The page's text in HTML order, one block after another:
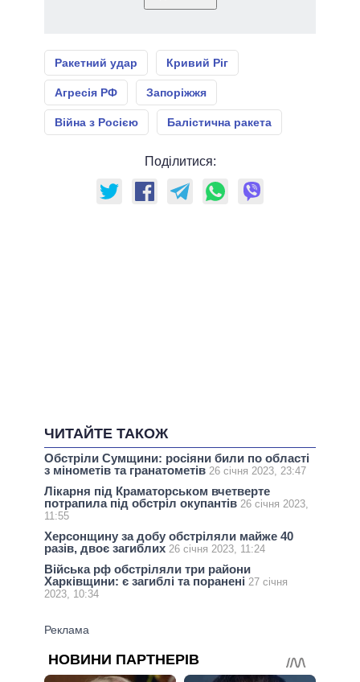
Ракетний удар Кривий Ріг
Агресія РФ Запоріжжя
Війна з Росією Балістична ракета
Поділитися:
ЧИТАЙТЕ ТАКОЖ
Обстріли Сумщини: росіяни били по області
з мінометів та гранатометів 26 січня 2023, 23:47
Лікарня під Краматорськом вчетверте
потрапила під обстріл окупантів 26 січня 2023,
11:55
Херсонщину за добу обстріляли майже 40
разів, двоє загиблих 26 січня 2023, 11:24
Війська рф обстріляли три райони
Харківщини: є загиблі та поранені 27 січня
2023, 10:34